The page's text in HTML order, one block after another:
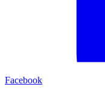
Facebook